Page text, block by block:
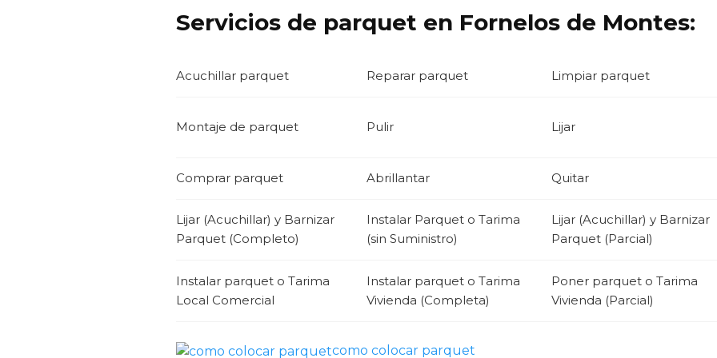
Servicios de parquet en Fornelos de Montes:
Acuchillar parquet Reparar parquet Limpiar parquet
Montaje de parquet Pulir Lijar
Comprar parquet Abrillantar Quitar
Lijar (Acuchillar) y Barnizar
Parquet (Completo)
Instalar Parquet o Tarima
(sin Suministro)
Lijar (Acuchillar) y Barnizar
Parquet (Parcial)
Instalar parquet o Tarima
Local Comercial
Instalar parquet o Tarima
Vivienda (Completa)
Poner parquet o Tarima
Vivienda (Parcial)
como colocar parquet